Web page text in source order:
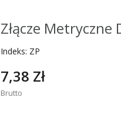
Złącze Metryczne
Indeks: ZP
7,38 Zł
Brutto